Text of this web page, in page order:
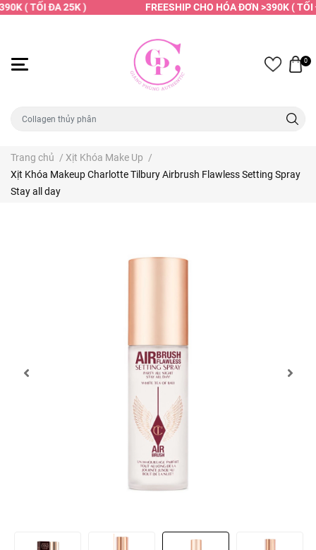
( TỐI ĐA 25K ) FREESHIP CHO HÓA ĐƠN >390K ( TỐI
0
Trang chủ / Xịt Khóa Make Up /
Xịt Khóa Makeup Charlotte Tilbury Airbrush Flawless Setting Spray
Stay all day